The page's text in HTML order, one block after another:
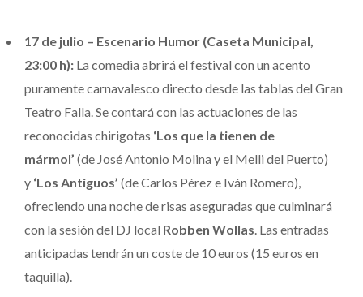
17 de julio – Escenario Humor (Caseta Municipal,
23:00 h): La comedia abrirá el festival con un acento
puramente carnavalesco directo desde las tablas del Gran
Teatro Falla. Se contará con las actuaciones de las
reconocidas chirigotas ‘Los que la tienen de
mármol’ (de José Antonio Molina y el Melli del Puerto)
y ‘Los Antiguos’ (de Carlos Pérez e Iván Romero),
ofreciendo una noche de risas aseguradas que culminará
con la sesión del DJ local Robben Wollas . Las entradas
anticipadas tendrán un coste de 10 euros (15 euros en
taquilla).